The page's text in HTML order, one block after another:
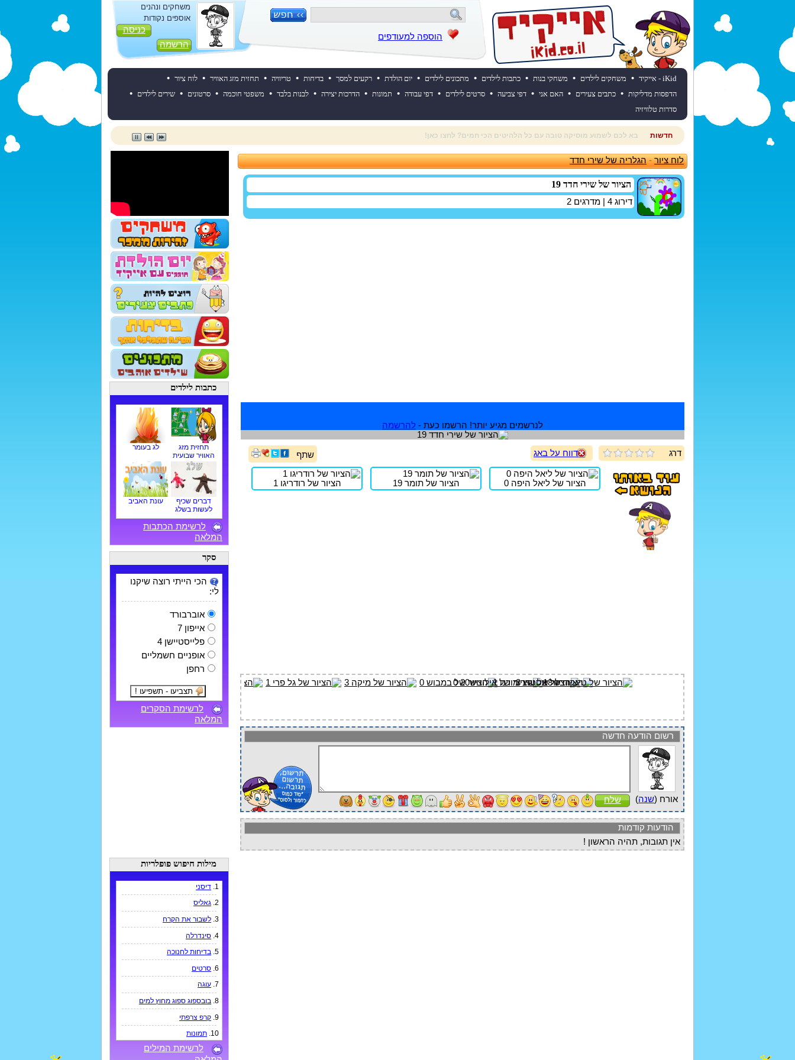
הוספה למעודפים
משחקים ונהנים
אוספים נקודות
כניסה
הרשמה
iKid - אייקיד • משחקים לילדים • משחקי בנות • כתבות לילדים • מתכונים לילדים • יום הולדת • רקעים למסך • בדיחות • טריוויה • תחזית מזג האוויר • לוח ציור •
הדפסות מדליקות • כתבים צעירים • האם אני • דפי צביעה • סרטים לילדים • דפי עבודה • תמונות • הדרכות יצירה • לבנות בלבד • משפטי חוכמה • סרטונים • שירים לילדים •
סדרות טלוויזיה
חדשות רוצים לדעת מהי תחזית מזג האוויר השבוע? לחצו כאן!
לוח ציור-הגלריה של שירי חדד
הציור של שירי חדד 19
דירוג 4 | מדרגים 2
לנרשמים מגיע יותר! הרשמו כעת - להרשמה
דרג דווח על באג שתף
הציור של ליאל היפה 0 הציור של תומר 19 הציור של רודריגו 1
רשום הודעה חדשה
אורח (שנה) שלח
הודעות קודמות
אין תגובות, תהיה הראשון !
כתבות לילדים
תחזית מזג
האוויר שבועית
לג בעומר
דברים שכיף
לעשות בשלג
עונת האביב
לרשימת הכתבות
המלאה
סקר
הכי הייתי רוצה שיקנו
לי:
אוברבורד
אייפון 7
פלייסטיישן 4
אופניים חשמליים
רחפן
לרשימת הסקרים
המלאה
מילות חיפוש פופלריות
1. דיסני
2. גאליס
3. לשבור את הקרח
4. סינדרלה
5. בדיחות לחנוכה
6. סרטים
7. עוגה
8. בובספוג ספוג מחוץ למים
9. קרפ צרפתי
10. תמונות
לרשימת המילים